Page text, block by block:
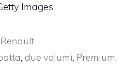
Images
Renault
, due volumi, Premium,